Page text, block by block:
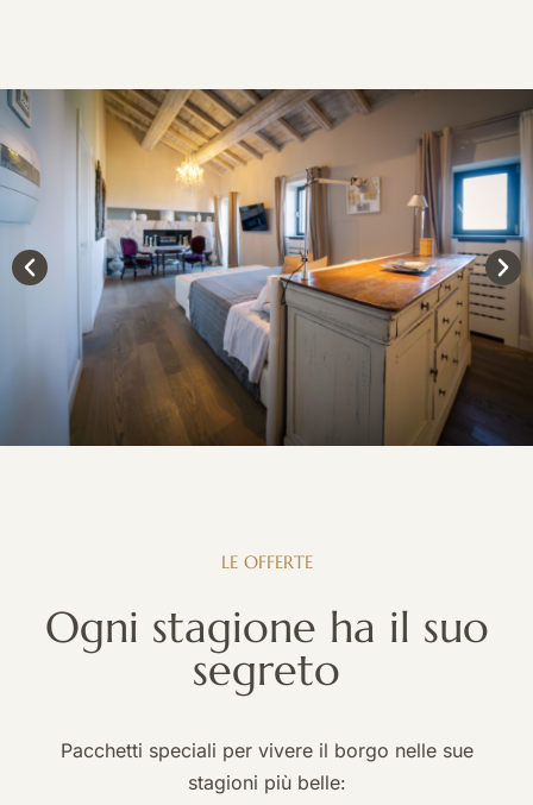
LE OFFERTE
Ogni stagione ha il suo
segreto
Pacchetti speciali per vivere il borgo nelle sue
stagioni più belle:
Il rifugio nel borgo
Tutte le camere
Suite Deluxe
Junior Suite
Misia - Secret village escape
La nostra storia
I nostri eventi